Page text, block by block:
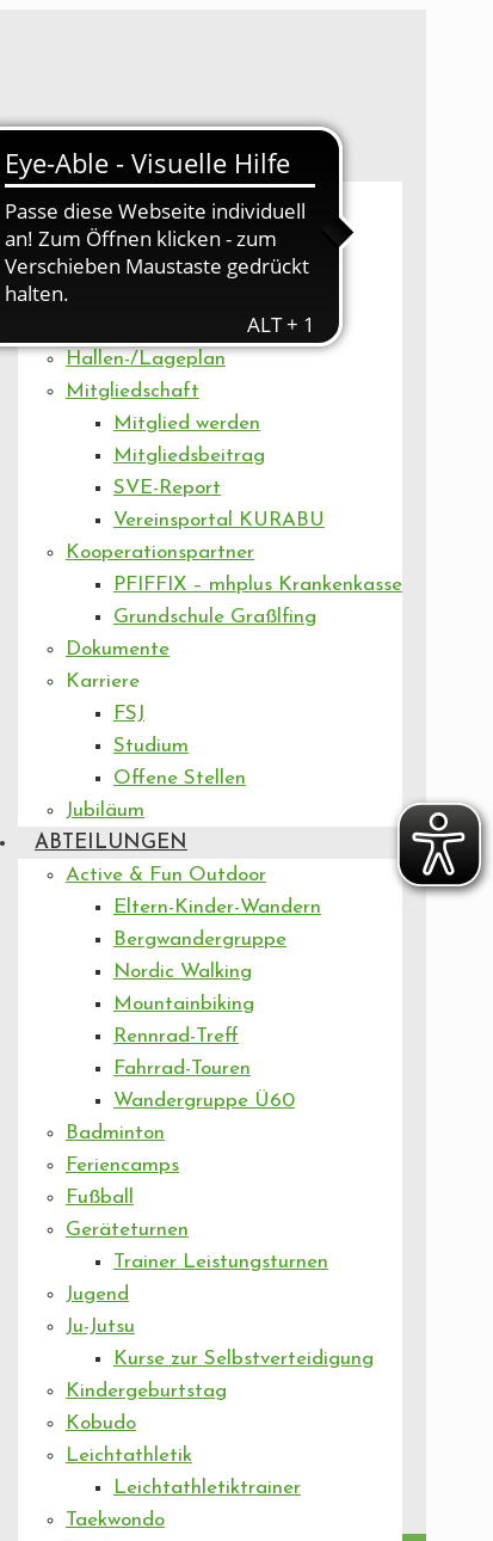
UNSER VEREIN
Artikel
Vorstand
Geschäftsstelle
Hallen-/Lageplan
Mitgliedschaft
Mitglied werden
Mitgliedsbeitrag
SVE-Report
Vereinsportal KURABU
Kooperationspartner
PFIFFIX – mhplus Krankenkasse
Grundschule Graßlfing
Dokumente
Karriere
FSJ
Studium
Offene Stellen
Jubiläum
ABTEILUNGEN
Active & Fun Outdoor
Eltern-Kinder-Wandern
Bergwandergruppe
Nordic Walking
Mountainbiking
Rennrad-Treff
Fahrrad-Touren
Wandergruppe Ü60
Badminton
Feriencamps
Fußball
Geräteturnen
Trainer Leistungsturnen
Jugend
Ju-Jutsu
Kurse zur Selbstverteidigung
Kindergeburtstag
Kobudo
Leichtathletik
Leichtathletiktrainer
Taekwondo